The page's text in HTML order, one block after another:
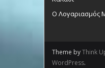
Ο Λογαριασμός
Theme byThink
WordPress.